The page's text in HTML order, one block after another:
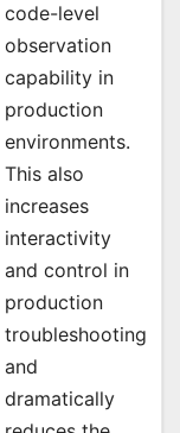
code-level
observation
capability in
production
environments.
This also
increases
interactivity
and control in
production
troubleshooting
and
dramatically